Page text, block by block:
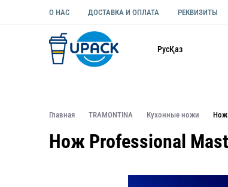
О НАС ДОСТАВКА И ОПЛАТА РЕКВИЗИТЫ
РусҚаз
Главная TRAMONTINA Кухонные ножи Нож
Нож Professional